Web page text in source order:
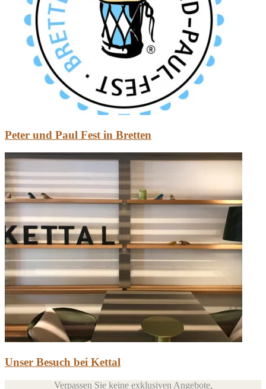
Peter und Paul Fest in Bretten
Unser Besuch bei Kettal
Verpassen Sie keine exklusiven Angebote,